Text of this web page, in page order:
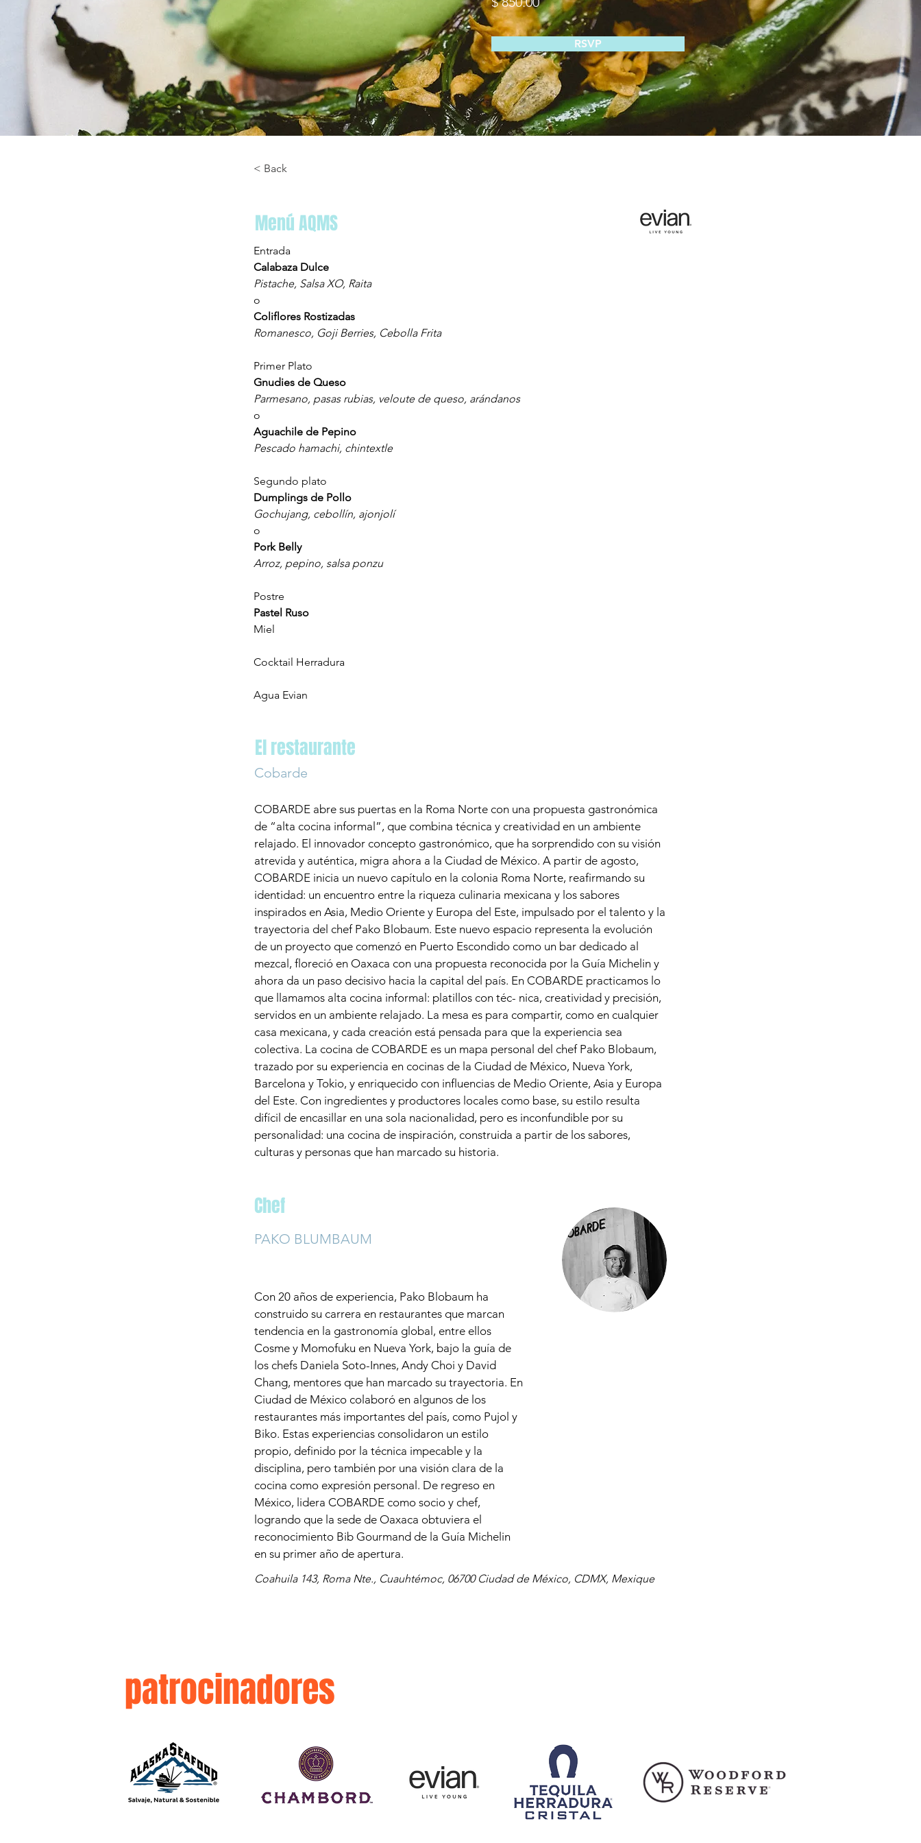
Book Now
RSVP
< Back
Menú AQMS
Entrada
Calabaza Dulce
Pistache, Salsa XO, Raita
o
Coliflores Rostizadas
Romanesco, Goji Berries, Cebolla Frita
Primer Plato
Gnudies de Queso
Parmesano, pasas rubias, veloute de queso, arándanos
o
Aguachile de Pepino
Pescado hamachi, chintextle
Segundo plato
Dumplings de Pollo
Gochujang, cebollín, ajonjolí
o
Pork Belly
Arroz, pepino, salsa ponzu
Postre
Pastel Ruso
Miel
Cocktail Herradura
Agua Evian
El restaurante
Cobarde
COBARDE abre sus puertas en la Roma Norte con una propuesta gastronómica
de “alta cocina informal”, que combina técnica y creatividad en un ambiente
relajado. El innovador concepto gastronómico, que ha sorprendido con su visión
atrevida y auténtica, migra ahora a la Ciudad de México. A partir de agosto,
COBARDE inicia un nuevo capítulo en la colonia Roma Norte, reafirmando su
identidad: un encuentro entre la riqueza culinaria mexicana y los sabores
inspirados en Asia, Medio Oriente y Europa del Este, impulsado por el talento y la
trayectoria del chef Pako Blobaum. Este nuevo espacio representa la evolución
de un proyecto que comenzó en Puerto Escondido como un bar dedicado al
mezcal, floreció en Oaxaca con una propuesta reconocida por la Guía Michelin y
ahora da un paso decisivo hacia la capital del país. En COBARDE practicamos lo
que llamamos alta cocina informal: platillos con téc- nica, creatividad y precisión,
servidos en un ambiente relajado. La mesa es para compartir, como en cualquier
casa mexicana, y cada creación está pensada para que la experiencia sea
colectiva. La cocina de COBARDE es un mapa personal del chef Pako Blobaum,
trazado por su experiencia en cocinas de la Ciudad de México, Nueva York,
Barcelona y Tokio, y enriquecido con influencias de Medio Oriente, Asia y Europa
del Este. Con ingredientes y productores locales como base, su estilo resulta
difícil de encasillar en una sola nacionalidad, pero es inconfundible por su
personalidad: una cocina de inspiración, construida a partir de los sabores,
culturas y personas que han marcado su historia.
Chef
PAKO BLUMBAUM
Con 20 años de experiencia, Pako Blobaum ha
construido su carrera en restaurantes que marcan
tendencia en la gastronomía global, entre ellos
Cosme y Momofuku en Nueva York, bajo la guía de
los chefs Daniela Soto-Innes, Andy Choi y David
Chang, mentores que han marcado su trayectoria. En
Ciudad de México colaboró en algunos de los
restaurantes más importantes del país, como Pujol y
Biko. Estas experiencias consolidaron un estilo
propio, definido por la técnica impecable y la
disciplina, pero también por una visión clara de la
cocina como expresión personal. De regreso en
México, lidera COBARDE como socio y chef,
logrando que la sede de Oaxaca obtuviera el
reconocimiento Bib Gourmand de la Guía Michelin
en su primer año de apertura.
Coahuila 143, Roma Nte., Cuauhtémoc, 06700 Ciudad de México, CDMX, Mexique
patrocinadores